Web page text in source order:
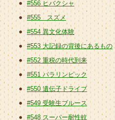
#556 ヒバクシャ
#555 スズメ
#554 異文化体験
#553 大記録の背後にあるもの
#552 重税の時代到来
#551 パラリンピック
#550 遺伝子ドライブ
#549 受験生ブルース
#548 スーパー耐性蚊